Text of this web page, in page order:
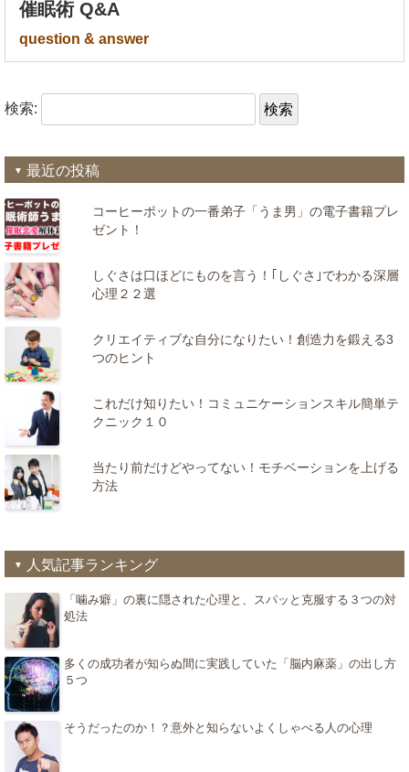
催眠術 Q&A
question & answer
検索:
最近の投稿
コーヒーポットの一番弟子「うま男」の電子書籍プレ
ゼント！
しぐさは口ほどにものを言う！｢しぐさ｣でわかる深層
心理２２選
クリエイティブな自分になりたい！創造力を鍛える3
つのヒント
これだけ知りたい！コミュニケーションスキル簡単テ
クニック１０
当たり前だけどやってない！モチベーションを上げる
方法
人気記事ランキング
「噛み癖」の裏に隠された心理と、スパッと克服する３つの対
処法
多くの成功者が知らぬ間に実践していた「脳内麻薬」の出し方
５つ
そうだったのか！？意外と知らないよくしゃべる人の心理